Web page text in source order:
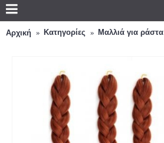
Αρχική Κατηγορίες Μαλλιά για ράστα